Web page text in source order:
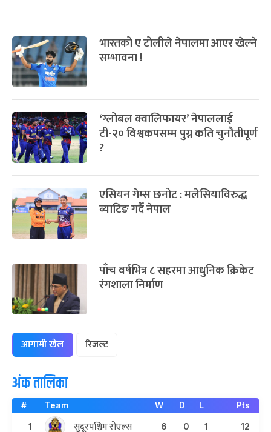
भारतको ए टोलीले नेपालमा आएर खेल्ने
सम्भावना !
‘ग्लोबल क्वालिफायर’ नेपाललाई
टी-२० विश्वकपसम्म पुग्न कति चुनौतीपूर्ण
?
एसियन गेम्स छनोट : मलेसियाविरुद्ध
ब्याटिङ गर्दै नेपाल
पाँच वर्षभित्र ८ सहरमा आधुनिक क्रिकेट
रंगशाला निर्माण
आगामी खेल रिजल्ट
अंक तालिका
# Team W D L Pts
1 सुदूरपश्चिम रोएल्स 6 0 1 12